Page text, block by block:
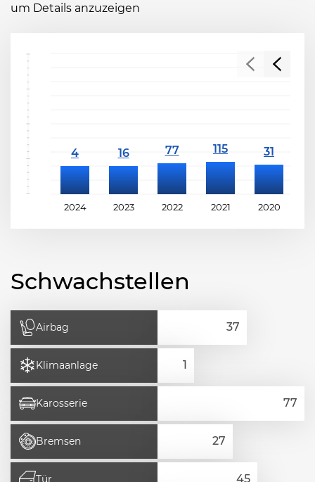
um Details anzuzeigen
2024 2023 2022 2021 2020
Schwachstellen
Airbag
Klimaanlage
Karosserie
Bremsen
Tür